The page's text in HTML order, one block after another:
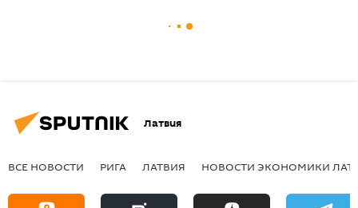
Латвия
ВСЕ НОВОСТИ РИГА ЛАТВИЯ НОВОСТИ ЭКОНОМИКИ